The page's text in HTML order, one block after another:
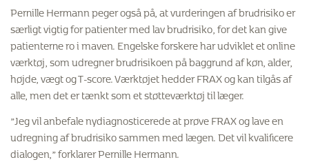
Pernille Hermann peger også på, at vurderingen af brudrisiko er
særligt vigtig for patienter med lav brudrisiko, for det kan give
patienterne ro i maven. Engelske forskere har udviklet et online
værktøj, som udregner brudrisikoen på baggrund af køn, alder,
højde, vægt og T-score. Værktøjet hedder FRAX og kan tilgås af
alle, men det er tænkt som et støtteværktøj til læger.
”Jeg vil anbefale nydiagnosticerede at prøve FRAX og lave en
udregning af brudrisiko sammen med lægen. Det vil kvalificere
dialogen,” forklarer Pernille Hermann.